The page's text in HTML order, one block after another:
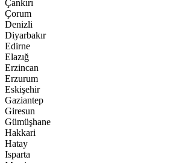
Çankırı
Çorum
Denizli
Diyarbakır
Edirne
Elazığ
Erzincan
Erzurum
Eskişehir
Gaziantep
Giresun
Gümüşhane
Hakkari
Hatay
Isparta